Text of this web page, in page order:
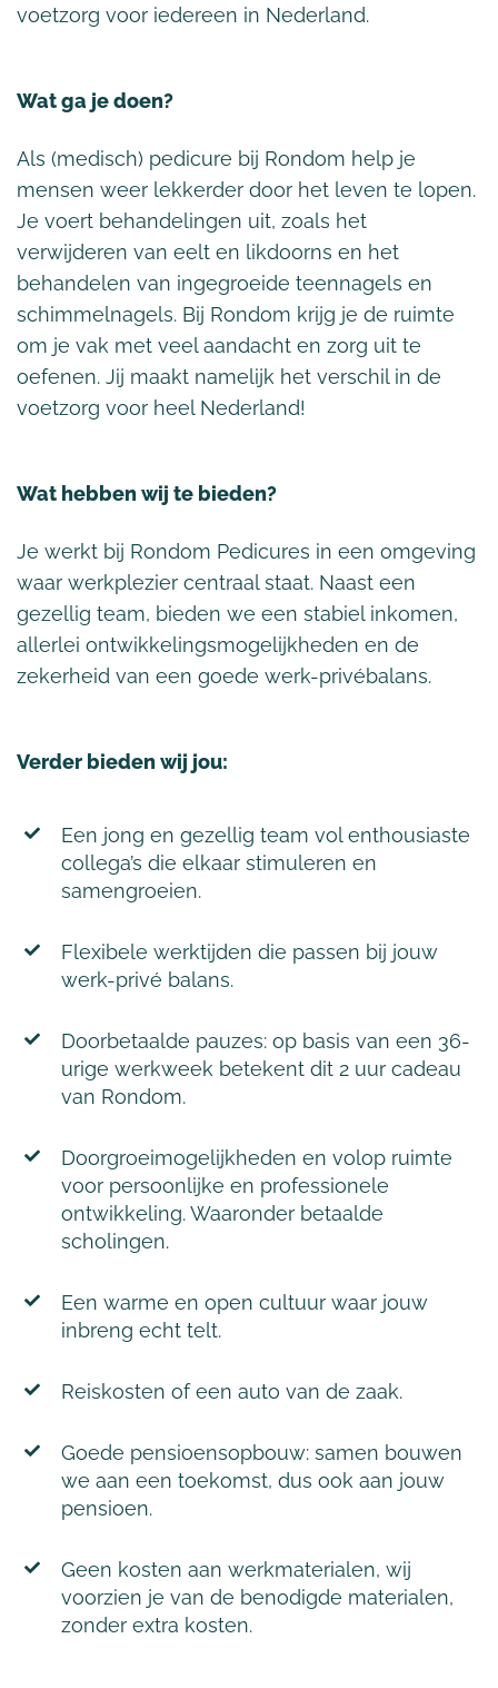
voetzorg voor iedereen in Nederland.
Wat ga je doen?
Als (medisch) pedicure bij Rondom help je
mensen weer lekkerder door het leven te lopen.
Je voert behandelingen uit, zoals het
verwijderen van eelt en likdoorns en het
behandelen van ingegroeide teennagels en
schimmelnagels. Bij Rondom krijg je de ruimte
om je vak met veel aandacht en zorg uit te
oefenen. Jij maakt namelijk het verschil in de
voetzorg voor heel Nederland!
Wat hebben wij te bieden?
Je werkt bij Rondom Pedicures in een omgeving
waar werkplezier centraal staat. Naast een
gezellig team, bieden we een stabiel inkomen,
allerlei ontwikkelingsmogelijkheden en de
zekerheid van een goede werk-privébalans.
Verder bieden wij jou:
Een jong en gezellig team vol enthousiaste
collega’s die elkaar stimuleren en
samengroeien.
Flexibele werktijden die passen bij jouw
werk-privé balans.
Doorbetaalde pauzes: op basis van een 36-
urige werkweek betekent dit 2 uur cadeau
van Rondom.
Doorgroeimogelijkheden en volop ruimte
voor persoonlijke en professionele
ontwikkeling. Waaronder betaalde
scholingen.
Een warme en open cultuur waar jouw
inbreng echt telt.
Reiskosten of een auto van de zaak.
Goede pensioensopbouw: samen bouwen
we aan een toekomst, dus ook aan jouw
pensioen.
Geen kosten aan werkmaterialen, wij
voorzien je van de benodigde materialen,
zonder extra kosten.